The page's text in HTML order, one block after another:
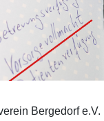
Bergedorf e.V.